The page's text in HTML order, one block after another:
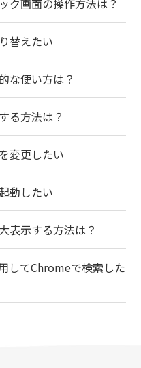
ク画面の操作方法は？
替えたい
な使い方は？
る方法は？
変更したい
動したい
表示する方法は？
してChromeで検索した